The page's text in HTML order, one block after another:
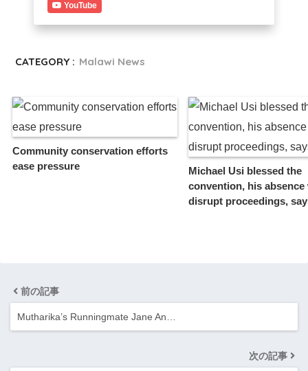
YouTube
CATEGORY : Malawi News
Community conservation efforts
ease pressure
Michael Usi blessed the
convention, his absence
disrupt proceedings,
前の記事
Mutharika’s Runningmate Jane An…
次の記事